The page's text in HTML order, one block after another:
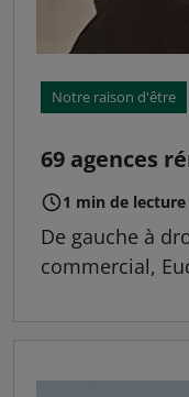
Notre raison d'être
69 agences
1 min de lecture
De gauche à
commercial,